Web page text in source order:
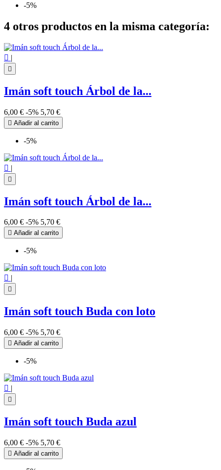
-5%
4 otros productos en la misma categoría:
 |

Imán soft touch Árbol de la...
6,00 € -5% 5,70 €
 Añadir al carrito
-5%
 |

Imán soft touch Árbol de la...
6,00 € -5% 5,70 €
 Añadir al carrito
-5%
 |

Imán soft touch Buda con loto
6,00 € -5% 5,70 €
 Añadir al carrito
-5%
 |

Imán soft touch Buda azul
6,00 € -5% 5,70 €
 Añadir al carrito